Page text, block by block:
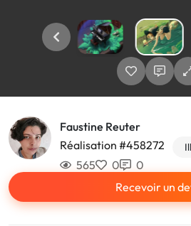
Faustine Reuter
Réalisation #458272
565 0
0
Recevoir un